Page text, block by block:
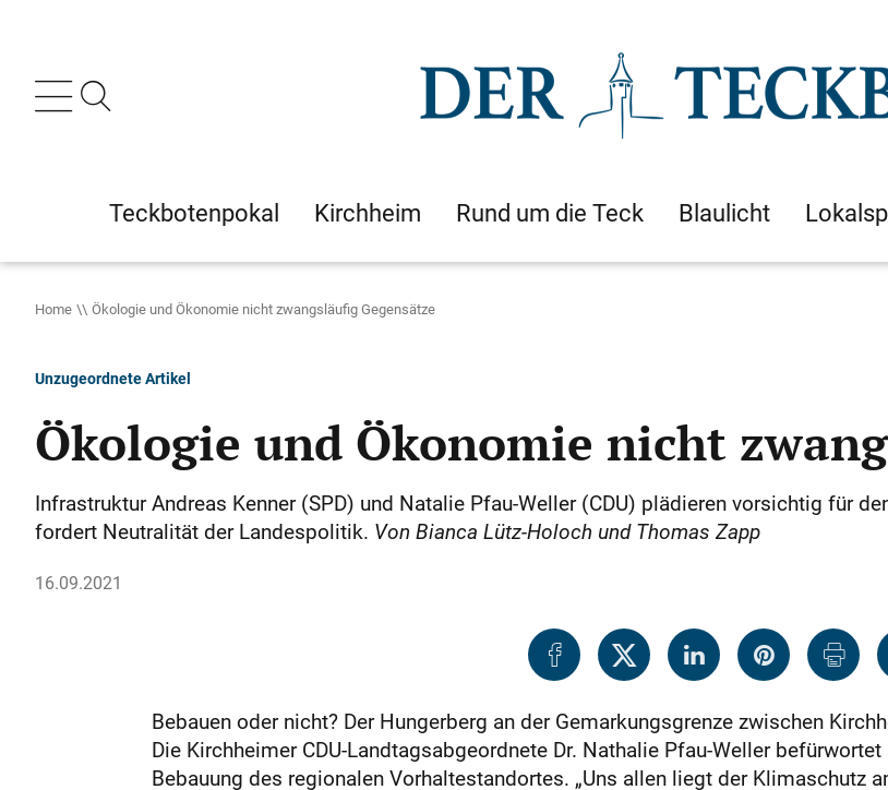
Teckbotenpokal Kirchheim Rund um die Teck Blaulicht
Home Ökologie und Ökonomie nicht zwangsläufig Gegensätze
Unzugeordnete Artikel
Ökologie und Ökonomie nicht
Infrastruktur Andreas Kenner (SPD) und Natalie Pfau-Weller (CDU) plädieren vorsichtig für
fordert Neutralität der Landespolitik. Von Bianca Lütz-Holoch und Thomas Zapp
16.09.2021
Bebauen oder nicht? Der Hungerberg an der Gemarkungsgrenze zwischen
Die Kirchheimer CDU-Landtagsabgeordnete Dr. Nathalie Pfau-Weller
Bebauung des regionalen Vorhaltestandortes. „Uns allen liegt der Klimaschutz